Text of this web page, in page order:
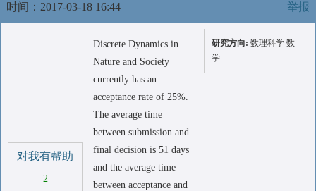
时间：2017-03-18 16:44
举报
对我有帮助
2
Discrete Dynamics in
Nature and Society
currently has an
acceptance rate of 25%.
The average time
between submission and
final decision is 51 days
and the average time
between acceptance and
研究方向: 数理科学 数
学